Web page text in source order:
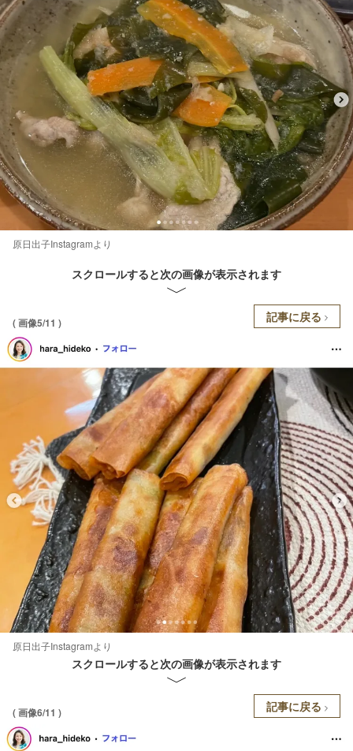
原日出子Instagramより
スクロールすると次の画像が表示されます
( 画像5/11 ) 記事に戻る
原日出子Instagramより
スクロールすると次の画像が表示されます
( 画像6/11 ) 記事に戻る